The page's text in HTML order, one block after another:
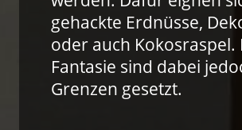
gehackte Erdnüsse,
oder auch Kokosraspel.
Fantasie sind dabei
Grenzen gesetzt.